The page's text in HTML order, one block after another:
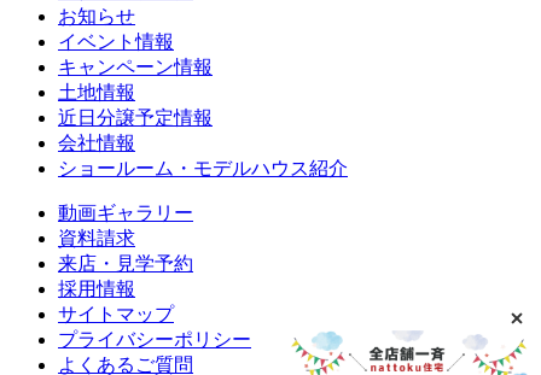
お知らせ
イベント情報
キャンペーン情報
土地情報
近日分譲予定情報
会社情報
ショールーム・モデルハウス紹介
動画ギャラリー
資料請求
来店・見学予約
採用情報
サイトマップ
プライバシーポリシー
よくあるご質問